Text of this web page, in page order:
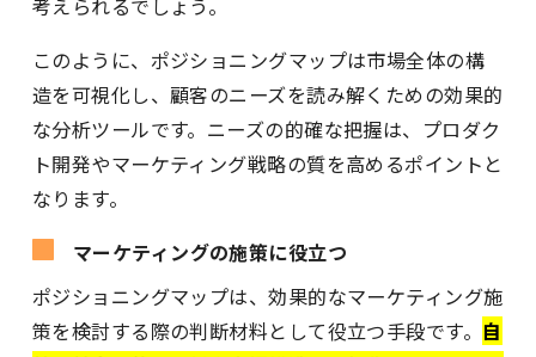
このように、ポジショニングマップは市場全体の構
造を可視化し、顧客のニーズを読み解くための効果的
な分析ツールです。ニーズの的確な把握は、プロダク
ト開発やマーケティング戦略の質を高めるポイントと
なります。
マーケティングの施策に役立つ
ポジショニングマップは、効果的なマーケティング施
策を検討する際の判断材料として役立つ手段です。 自